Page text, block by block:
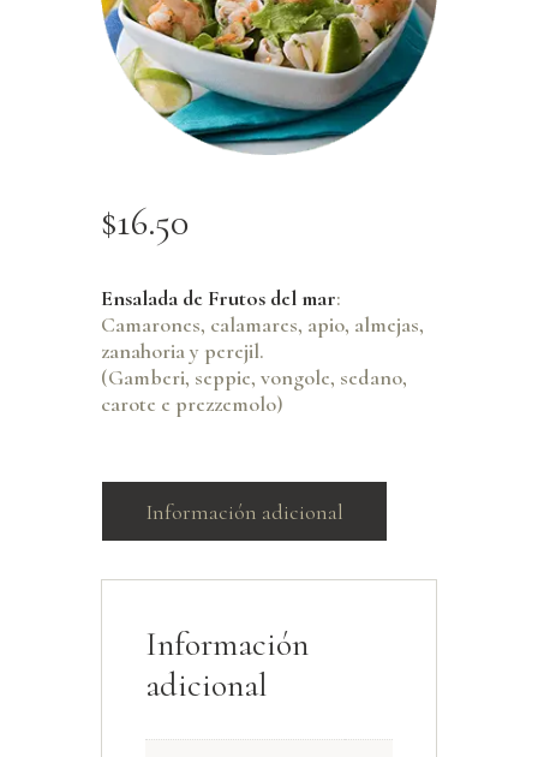
$16.50
Ensalada de Frutos del mar:
Camarones, calamares, apio, almejas,
zanahoria y perejil.
(Gamberi, seppie, vongole, sedano,
carote e prezzemolo)
Información adicional
Información
adicional